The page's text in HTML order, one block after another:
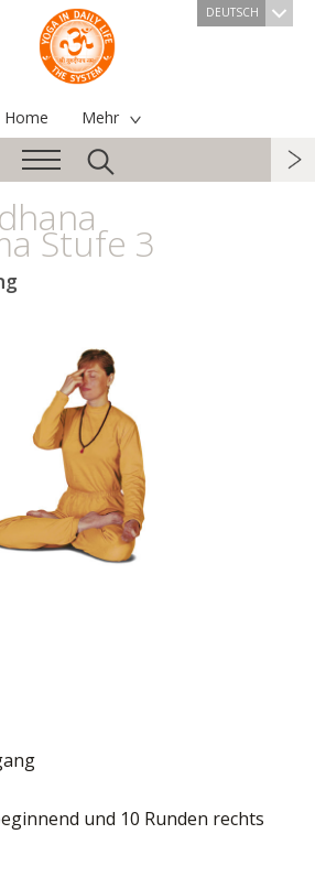
DEUTSCH
Home Mehr
Stufe 3
und 10 Runden rechts